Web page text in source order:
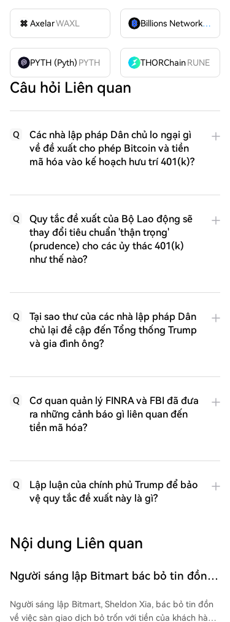
AxelarWAXL Billions Network
BILL
PYTH (Pyth) PYTH THORChain RUNE
Câu hỏi Liên quan
Q
Các nhà lập pháp Dân chủ lo ngại gì
về đề xuất cho phép Bitcoin và tiền
mã hóa vào kế hoạch hưu trí 401(k)?
Q
Quy tắc đề xuất của Bộ Lao động sẽ
thay đổi tiêu chuẩn 'thận trọng'
(prudence) cho các ủy thác 401(k)
như thế nào?
Q
Tại sao thư của các nhà lập pháp Dân
chủ lại đề cập đến Tổng thống Trump
và gia đình ông?
Q
Cơ quan quản lý FINRA và FBI đã đưa
ra những cảnh báo gì liên quan đến
tiền mã hóa?
Q
Lập luận của chính phủ Trump để bảo
vệ quy tắc đề xuất này là gì?
Nội dung Liên quan
Người sáng lập Bitmart bác bỏ tin đồn
hứa hẹn việc kết thúc hoạt động công
Người sáng lập Bitmart, Sheldon Xia, bác bỏ tin đồn
về việc sàn giao dịch bỏ trốn với tiền của khách hàng.